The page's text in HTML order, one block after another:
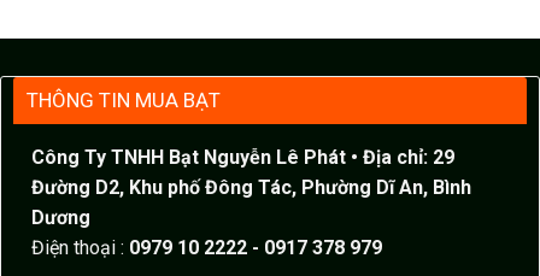
THÔNG TIN MUA BẠT
Công Ty TNHH Bạt Nguyễn Lê Phát • Địa chỉ: 29
Đường D2, Khu phố Đông Tác, Phường Dĩ An, Bình
Dương
Điện thoại : 0979 10 2222 - 0917 378 979